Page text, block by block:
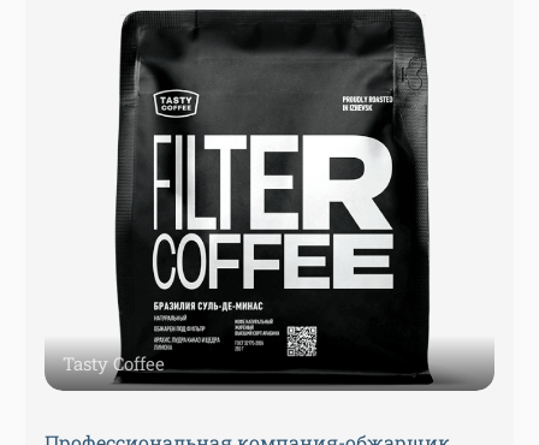
Tasty Coffee